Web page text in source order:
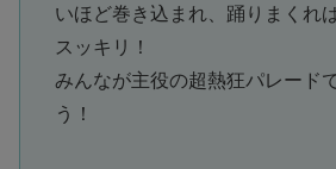
いほど巻き込まれ、踊りまくれ
スッキリ！
みんなが主役の超熱狂パレード
う！